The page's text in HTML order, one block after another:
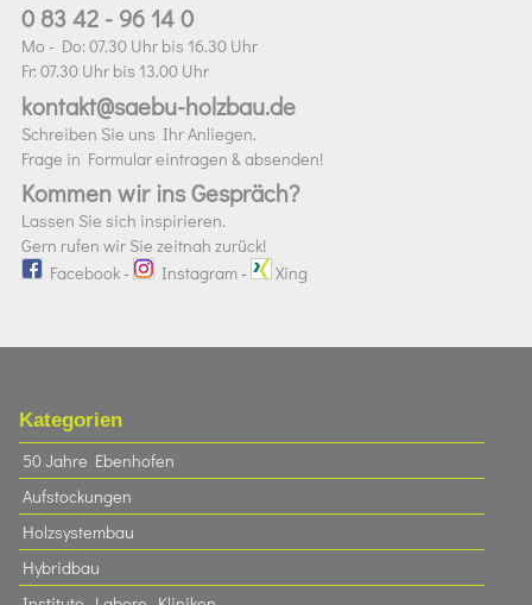
0 83 42 - 96 14 0
Mo - Do: 07.30 Uhr bis 16.30 Uhr
Fr: 07.30 Uhr bis 13.00 Uhr
kontakt@saebu-holzbau.de
Schreiben Sie uns Ihr Anliegen.
Frage in Formular eintragen & absenden!
Kommen wir ins Gespräch?
Lassen Sie sich inspirieren.
Gern rufen wir Sie zeitnah zurück!
Facebook- Instagram- Xing
Kategorien
50 Jahre Ebenhofen
Aufstockungen
Holzsystembau
Hybridbau